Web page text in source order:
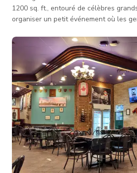
1200 sq. ft., entouré de célèbres
organiser un petit événement où les
ou sous la lumière de la lune et des étoiles. Les tarifs
varier les week-ends et pendant les festivals. Notre
est disponible pour des événements,
photo/tournages.